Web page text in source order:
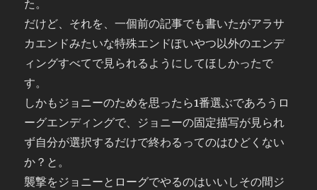
た。
だけど、それを、一個前の記事でも書いたがアラサ
カエンドみたいな特殊エンドぽいやつ以外のエンデ
ィングすべてで見られるようにしてほしかったで
す。
しかもジョニーのためを思ったら1番選ぶであろうロ
ーグエンディングで、ジョニーの固定描写が見られ
ず自分が選択するだけで終わるってのはひどくない
か？と。
襲撃をジョニーとローグでやるのはいいしその間ジ